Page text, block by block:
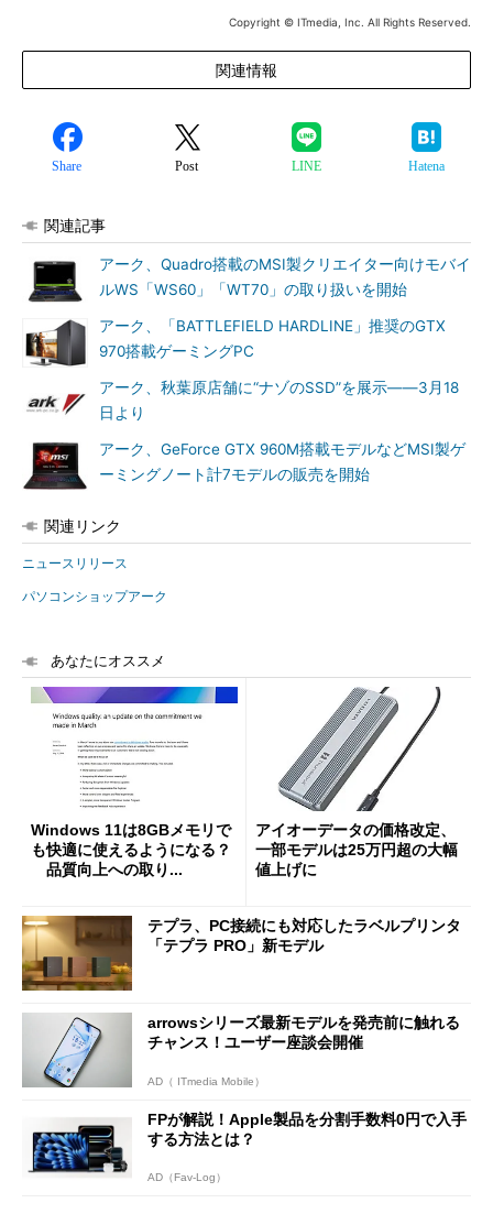
Copyright © ITmedia, Inc. All Rights Reserved.
関連情報
Share Post LINE Hatena
関連記事
アーク、Quadro搭載のMSI製クリエイター向けモバイ
ルWS「WS60」「WT70」の取り扱いを開始
アーク、「BATTLEFIELD HARDLINE」推奨のGTX
970搭載ゲーミングPC
アーク、秋葉原店舗に“ナゾのSSD”を展示――3月18
日より
アーク、GeForce GTX 960M搭載モデルなどMSI製ゲ
ーミングノート計7モデルの販売を開始
関連リンク
ニュースリリース
パソコンショップアーク
あなたにオススメ
Windows 11は8GBメモリで
も快適に使えるようになる？
品質向上への取り...
アイオーデータの価格改定、
一部モデルは25万円超の大幅
値上げに
テプラ、PC接続にも対応したラベルプリンタ
「テプラ PRO」新モデル
arrowsシリーズ最新モデルを発売前に触れる
チャンス！ユーザー座談会開催
AD（ ITmedia Mobile）
FPが解説！Apple製品を分割手数料0円で入手
する方法とは？
AD（Fav-Log）